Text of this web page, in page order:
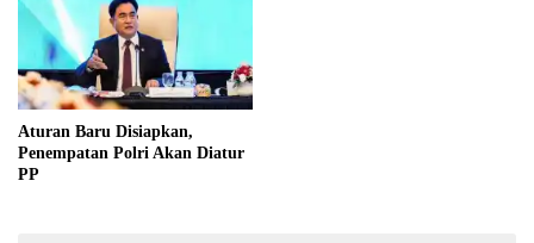
Aturan Baru Disiapkan,
Penempatan Polri Akan Diatur
PP